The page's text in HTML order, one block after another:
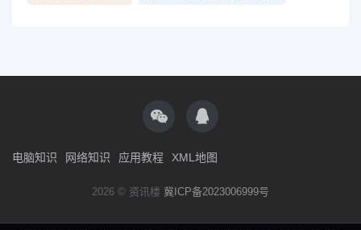
电脑知识 网络知识 应用教程 XML地图
2026 © 资讯楼 冀ICP备2023006999号